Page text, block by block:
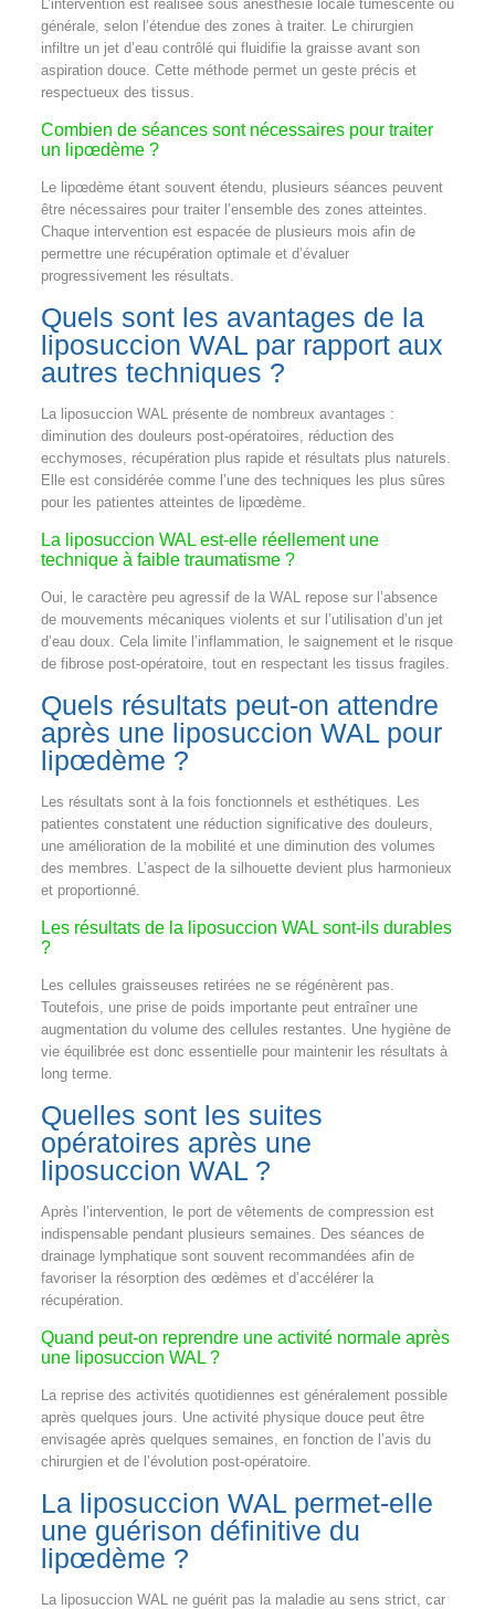
L’intervention est réalisée sous anesthésie locale tumescente ou
générale, selon l’étendue des zones à traiter. Le chirurgien
infiltre un jet d’eau contrôlé qui fluidifie la graisse avant son
aspiration douce. Cette méthode permet un geste précis et
respectueux des tissus.
Combien de séances sont nécessaires pour traiter
un lipœdème ?
Le lipœdème étant souvent étendu, plusieurs séances peuvent
être nécessaires pour traiter l’ensemble des zones atteintes.
Chaque intervention est espacée de plusieurs mois afin de
permettre une récupération optimale et d’évaluer
progressivement les résultats.
Quels sont les avantages de la
liposuccion WAL par rapport aux
autres techniques ?
La liposuccion WAL présente de nombreux avantages :
diminution des douleurs post-opératoires, réduction des
ecchymoses, récupération plus rapide et résultats plus naturels.
Elle est considérée comme l’une des techniques les plus sûres
pour les patientes atteintes de lipœdème.
La liposuccion WAL est-elle réellement une
technique à faible traumatisme ?
Oui, le caractère peu agressif de la WAL repose sur l’absence
de mouvements mécaniques violents et sur l’utilisation d’un jet
d’eau doux. Cela limite l’inflammation, le saignement et le risque
de fibrose post-opératoire, tout en respectant les tissus fragiles.
Quels résultats peut-on attendre
après une liposuccion WAL pour
lipœdème ?
Les résultats sont à la fois fonctionnels et esthétiques. Les
patientes constatent une réduction significative des douleurs,
une amélioration de la mobilité et une diminution des volumes
des membres. L’aspect de la silhouette devient plus harmonieux
et proportionné.
Les résultats de la liposuccion WAL sont-ils durables
?
Les cellules graisseuses retirées ne se régénèrent pas.
Toutefois, une prise de poids importante peut entraîner une
augmentation du volume des cellules restantes. Une hygiène de
vie équilibrée est donc essentielle pour maintenir les résultats à
long terme.
Quelles sont les suites
opératoires après une
liposuccion WAL ?
Après l’intervention, le port de vêtements de compression est
indispensable pendant plusieurs semaines. Des séances de
drainage lymphatique sont souvent recommandées afin de
favoriser la résorption des œdèmes et d’accélérer la
récupération.
Quand peut-on reprendre une activité normale après
une liposuccion WAL ?
La reprise des activités quotidiennes est généralement possible
après quelques jours. Une activité physique douce peut être
envisagée après quelques semaines, en fonction de l’avis du
chirurgien et de l’évolution post-opératoire.
La liposuccion WAL permet-elle
une guérison définitive du
lipœdème ?
La liposuccion WAL ne guérit pas la maladie au sens strict, car